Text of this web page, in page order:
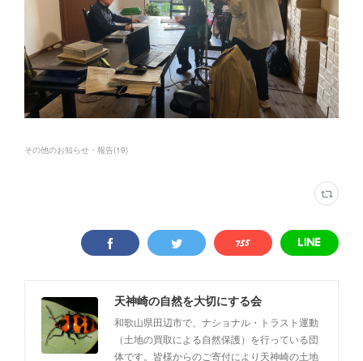
その他のお知らせ・報告(19)
天神崎の自然を大切にする会
和歌山県田辺市で、ナショナル・トラスト運動
（土地の買取による自然保護）を行っている団
体です。皆様からのご寄付により天神崎の土地